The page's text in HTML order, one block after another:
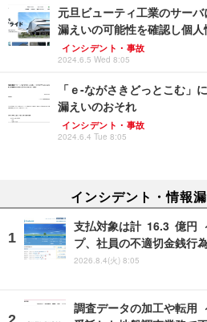
元旦ビューティ工業のサー
漏えいの可能性を確認し個
インシデント・事故
2024.6.5 Wed 8:05
「ｅ-ながさきどっとこむ」
漏えいのおそれ
インシデント・事故
2024.6.4 Tue 8:05
インシデント・情報
支払対象は計 16.3 億円
プ、社員の不適切金銭行
2026.8.4(火) 8:05
調査データの加工や転用